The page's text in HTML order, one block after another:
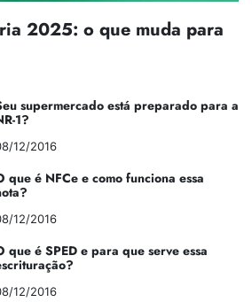
2025: o que muda para
supermercado está preparado para a
1?
12/2016
que é NFCe e como funciona essa
12/2016
que é SPED e para que serve essa
12/2016